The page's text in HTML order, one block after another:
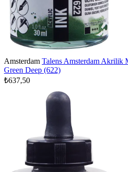
Amsterdam Talens Amsterdam Akrilik
Green Deep (622)
₺637,50